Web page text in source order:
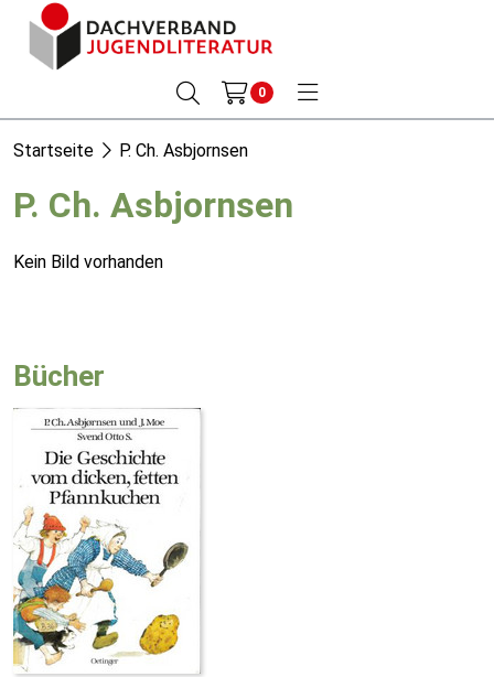
0
Startseite P. Ch. Asbjornsen
P. Ch. Asbjornsen
Kein Bild vorhanden
Bücher